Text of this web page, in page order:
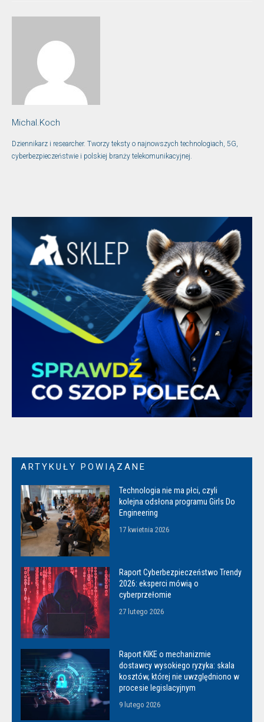
Michal.Koch
Dziennikarz i researcher. Tworzy teksty o najnowszych technologiach, 5G,
cyberbezpieczeństwie i polskiej branży telekomunikacyjnej.
ARTYKUŁY POWIĄZANE
Technologia nie ma płci, czyli
kolejna odsłona programu Girls Do
Engineering
17 kwietnia 2026
Raport Cyberbezpieczeństwo Trendy
2026: eksperci mówią o
cyberprzełomie
27 lutego 2026
Raport KIKE o mechanizmie
dostawcy wysokiego ryzyka: skala
kosztów, której nie uwzględniono w
procesie legislacyjnym
9 lutego 2026